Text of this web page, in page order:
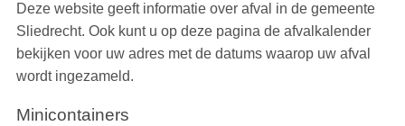
Deze website geeft informatie over afval in de gemeente
Sliedrecht. Ook kunt u op deze pagina de afvalkalender
bekijken voor uw adres met de datums waarop uw afval
wordt ingezameld.
Minicontainers